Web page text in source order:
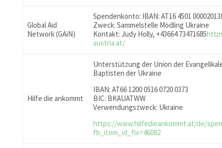
Global Aid
Network (GAiN)
Spendenkonto: IBAN: AT16 4501
Zweck: Sammelstelle Mödling Ukraine
Kontakt: Judy Holly, +43664 73471685
austria.at/
Hilfe die ankommt
Unterstützung der Union der
Baptisten der Ukraine
IBAN: AT66 1200 0516 0720 0373
BIC: BKAUATWW
Verwendungszweck: Ukraine
https://www.hilfedieankommt.at/de/
fb_item_id_fix=46082